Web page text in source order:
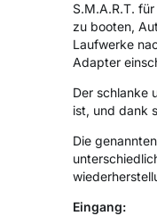
S.M.A.R.T.
zu booten,
Laufwerke
Adapter
Der schlanke
ist, und dank
Die
Eingang: